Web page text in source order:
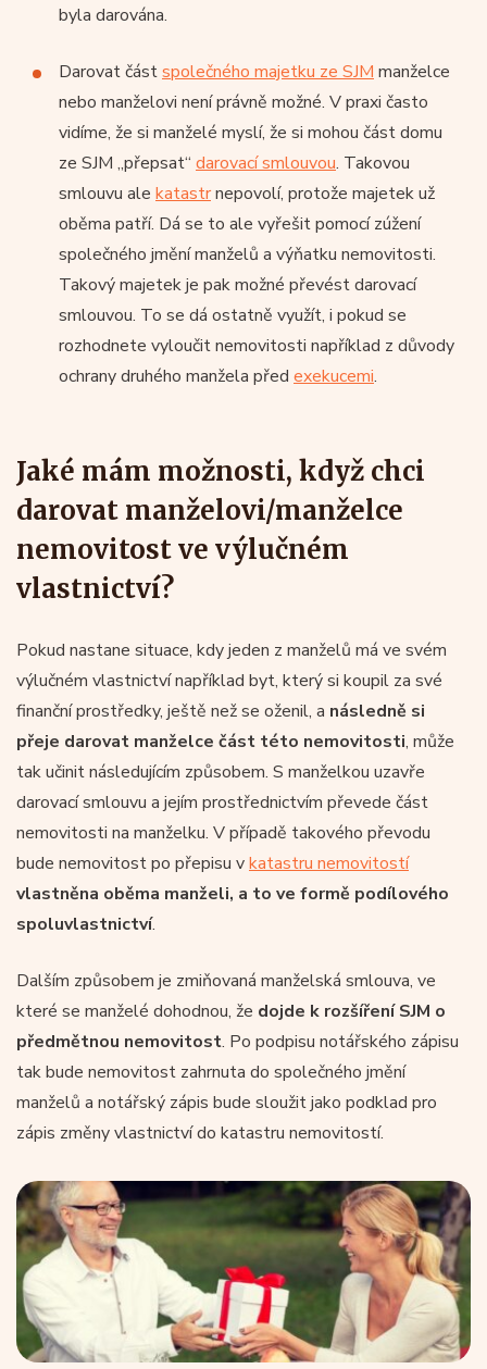
byla darována.
Darovat částspolečného majetku ze SJM manželce
nebo manželovi není právně možné. V praxi často
vidíme, že si manželé myslí, že si mohou část domu
ze SJM „přepsat“ darovací smlouvou. Takovou
smlouvu ale katastrnepovolí, protože majetek už
oběma patří. Dá se to ale vyřešit pomocí zúžení
společného jmění manželů a výňatku nemovitosti.
Takový majetek je pak možné převést darovací
smlouvou. To se dá ostatně využít, i pokud se
rozhodnete vyloučit nemovitosti například z důvody
ochrany druhého manžela před exekucemi.
Jaké mám možnosti, když chci
darovat manželovi/manželce
nemovitost ve výlučném
vlastnictví?
Pokud nastane situace, kdy jeden z manželů má ve svém
výlučném vlastnictví například byt, který si koupil za své
finanční prostředky, ještě než se oženil, a následně si
přeje darovat manželce část této nemovitosti, může
tak učinit následujícím způsobem. S manželkou uzavře
darovací smlouvu a jejím prostřednictvím převede část
nemovitosti na manželku. V případě takového převodu
bude nemovitost po přepisu vkatastru nemovitostí
vlastněna oběma manželi, a to ve formě podílového
spoluvlastnictví.
Dalším způsobem je zmiňovaná manželská smlouva, ve
které se manželé dohodnou, že dojde k rozšíření SJM o
předmětnou nemovitost. Po podpisu notářského zápisu
tak bude nemovitost zahrnuta do společného jmění
manželů a notářský zápis bude sloužit jako podklad pro
zápis změny vlastnictví do katastru nemovitostí.